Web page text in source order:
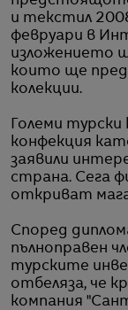
и текстил
февруари в
изложението
които ще
колекции.
Големи
конфекция
заявили
страна. Сега
откриват
Според
пълноправен
турските
отбеляза, че
компания